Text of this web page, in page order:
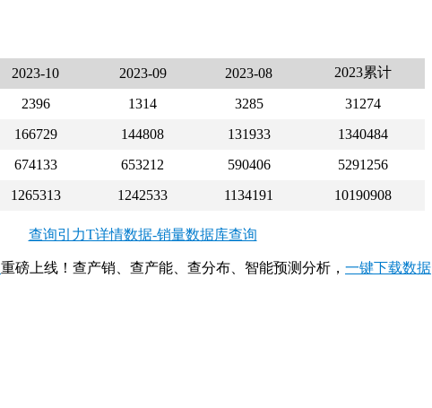
2023-10 2023-09 2023-08
2023累计
2396 1314 3285
31274
166729 144808 131933
1340484
674133 653212 590406
5291256
1265313 1242533 1134191 10190908
查询引力T详情数据-销量数据库查询
重磅上线！查产销、查产能、查分布、智能预测分析， 一键下载数据